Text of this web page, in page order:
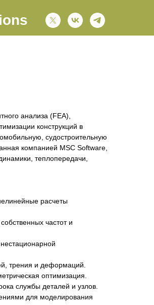
анализа (FEA),
конструкций в
судостроительную
компанией MSC Software,
теплопередачи,
расчеты
частот и
трения и деформаций.
оптимизация.
службы деталей и узлов.
для моделирования